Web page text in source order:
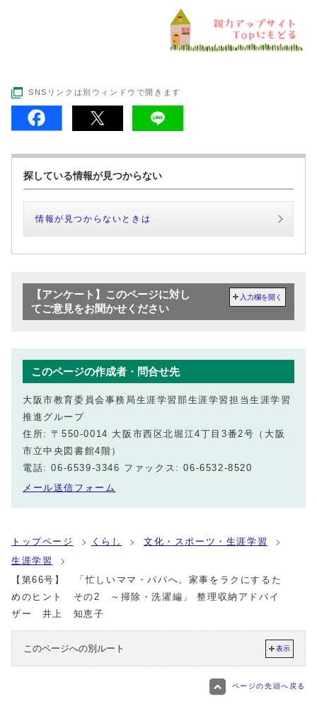
SNSリンクは別ウィンドウで開きます
探している情報が見つからない
情報が見つからないときは
【アンケート】このページに対し
てご意見をお聞かせください
入力欄を開く
このページの作成者・問合せ先
大阪市教育委員会事務局生涯学習部生涯学習担当生涯学習
推進グループ
住所: 〒550-0014 大阪市西区北堀江4丁目3番2号（大阪
市立中央図書館4階）
電話: 06-6539-3346 ファックス: 06-6532-8520
メール送信フォーム
トップページ くらし
文化・スポーツ・生涯学習
生涯学習
【第66号】 「忙しいママ・パパへ。家事をラクにするた
めのヒント その2 ～掃除・洗濯編」 整理収納アドバイ
ザー 井上 知恵子
このページへの別ルート 表示
ページの先頭へ戻る